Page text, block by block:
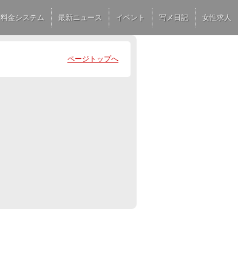
料金システム 最新ニュース イベント 写メ日記 女性求人
ページトップへ